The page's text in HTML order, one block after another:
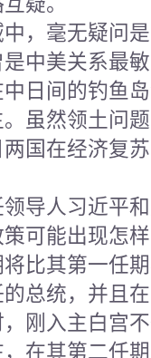
毫无疑问是
中美关系最
日间的钓鱼
虽然领土问
国在经济复
人习近平和
可能出现怎
比其第一任
总统，并且
刚入主白宫
在其第二任